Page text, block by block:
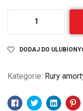
DODAJ DO
Kategorie: Rury
Facebook
Twitter